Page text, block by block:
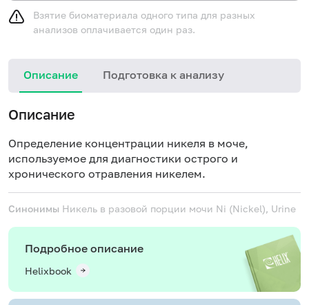
Взятие биоматериала одного типа для разных
анализов оплачивается один раз.
Описание Подготовка к анализу
Описание
Определение концентрации никеля в моче,
используемое для диагностики острого и
хронического отравления никелем.
Синонимы Никель в разовой порции мочи Ni (Nickel), Urine
Подробное описание
Helixbook